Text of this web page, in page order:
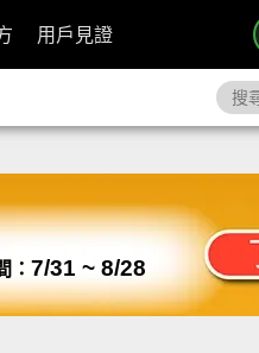
用戶見證
： 7/31 ~ 8/28